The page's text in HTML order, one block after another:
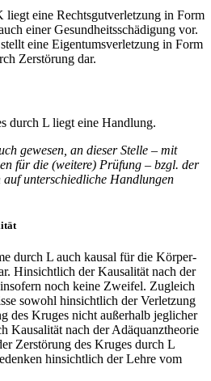
liegt eine Rechtsgutverletzung in Form
einer Gesundheitsschädigung vor.
eine Eigentumsverletzung in Form
Zerstörung dar.
durch L liegt eine Handlung.
gewesen, an dieser Stelle – mit
für die (weitere) Prüfung – bzgl. der
auf unterschiedliche Handlungen
durch L auch kausal für die Körper-
Hinsichtlich der Kausalität nach der
noch keine Zweifel. Zugleich
sowohl hinsichtlich der Verletzung
des Kruges nicht außerhalb jeglicher
Kausalität nach der Adäquanztheorie
Zerstörung des Kruges durch L
hinsichtlich der Lehre vom